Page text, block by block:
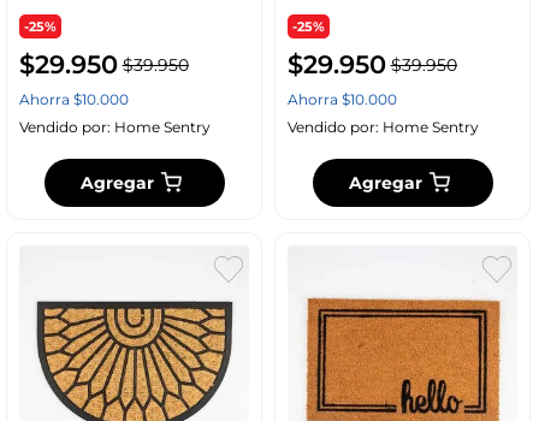
-25%
$29.950 $39.950
Ahorra $10.000
Vendido por: Home Sentry
Agregar
-25%
$29.950 $39.950
Ahorra $10.000
Vendido por: Home Sentry
Agregar